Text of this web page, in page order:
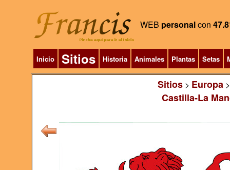
WEB personalcon
Inicio Sitios Historia Animales Plantas Setas
Sitios> Europa
Castilla-La